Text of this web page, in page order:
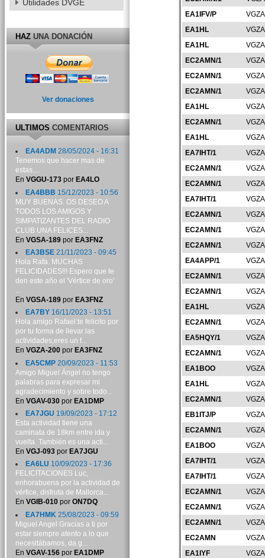
EA1IFV/P
EA1HL
EA1HL
EC2AMN/1
EC2AMN/1
EC2AMN/1
EA1HL
EC2AMN/1
EA1HL
EA7IHT/1
EC2AMN/1
EC2AMN/1
EA7IHT/1
EC2AMN/1
EC2AMN/1
EC2AMN/1
EA4APP/1
EC2AMN/1
EC2AMN/1
EA1HL
EC2AMN/1
EA5HQY/1
EC2AMN/1
EA1BOO
EA1HL
EC2AMN/1
EB1ITJ/P
EC2AMN/1
EA1BOO
EA7IHT/1
EA7IHT/1
EC2AMN/1
EC2AMN/1
EC2AMN/1
EC2AMN
EA1IYF
Utilidades DVGE
HAZUNA DONACIÓN
Ver donaciones
ULTIMOSCOMENTARIOS
EA4ADM 28/05/2024 - 16:31
Tenemos que hacer mas de
estas....
En VGGU-173por EA4LO
EA4BBB 15/12/2023 - 10:56
MUY BUENAS. OS DESEO A
TODOS LOS AMIGOS Y
SIMPATIZANTES DEL RADIO
CLUB UNA FELICES...
En VGSA-189por EA3FNZ
EA3BSE21/11/2023 - 09:45
Hola Rafa. MUCHAS
FELICIDADES!!! Espero que te
den este año el 'Vértice de oro'
...
En VGSA-189por EA3FNZ
EA7BY16/11/2023 - 13:51
Hola amigo Rafael:te felicito por
por tu forma de llevar las
actividades,eres un f...
En VGZA-200por EA3FNZ
EA5CMP20/09/2023 - 11:53
Amigo Miguel Ángel no tengo
palabras para expresar mi
agradecimiento y sobre todo...
En VGAV-030por EA1DMP
EA7JGU 19/09/2023 - 17:12
Esta actividad tiene una
caminata de 18km entre ida y
vuelta. También es una acti...
En VGJ-093por EA7JGU
EA6LU 10/09/2023 - 17:36
FELICITACIONES Luc,
enhorabuena por la actividad de
vértice, disfruta de Mallorca...
En VGIB-010por ON7DQ
EA7HMK 25/08/2023 - 09:59
Miguel Angel Gracias a ti por
estar siempre atento a lo que
necesitábamos, da g...
En VGAV-156por EA1DMP